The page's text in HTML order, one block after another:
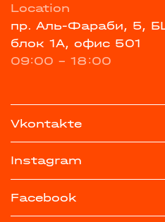
Location
пр. Аль-Фараби, 5,
блок 1А, офис 501
09:00 - 18:00
Vkontakte
Instagram
Facebook